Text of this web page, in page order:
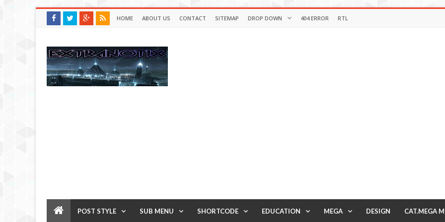
HOME ABOUT US CONTACT SITEMAP DROP DOWN 404 ERROR RTL
POST STYLE SUB MENU SHORTCODE EDUCATION MEGA DESIGN CAT.MEGA